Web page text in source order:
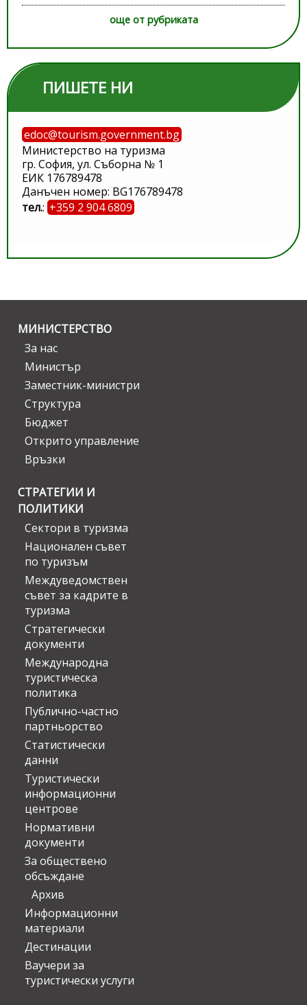
още от рубриката
ПИШЕТЕ НИ
edoc@tourism.government.bg
Министерство на туризма
гр. София, ул. Съборна № 1
ЕИК 176789478
Данъчен номер: BG176789478
тел.: +359 2 904 6809
МИНИСТЕРСТВО
За нас
Министър
Заместник-министри
Структура
Бюджет
Открито управление
Връзки
СТРАТЕГИИ И
ПОЛИТИКИ
Сектори в туризма
Национален съвет
по туризъм
Междуведомствен
съвет за кадрите в
туризма
Стратегически
документи
Международна
туристическа
политика
Публично-частно
партньорство
Статистически
данни
Туристически
информационни
центрове
Нормативни
документи
За обществено
обсъждане
Архив
Информационни
материали
Дестинации
Ваучери за
туристически услуги